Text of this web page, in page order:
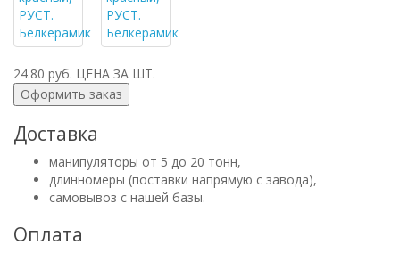
24.80 руб. ЦЕНА ЗА ШТ.
Оформить заказ
Доставка
манипуляторы от 5 до 20 тонн,
длинномеры (поставки напрямую с завода),
самовывоз с нашей базы.
Оплата